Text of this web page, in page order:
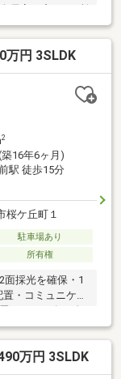
も安心なインナ
ポイント▼・幹線
にショッピング
周辺は一戸建て
万円 3SLDK
2
16年6ヶ月)
駅 徒歩15分
桜ケ丘町１
駐車場あり
所有権
採光を確保・1
・コミュニケー
コーナー有・全
する約2.0帖納戸
車スペース2台分
サイズ・各階
・はんの木公園
万円 3SLDK